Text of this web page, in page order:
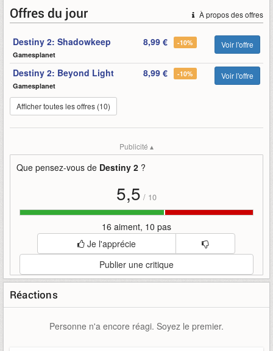
Mots-clefs
2 destiny
élus gardiens jeux saison À propos des offres
Offres du jour
Destiny 2: Shadowkeep
Gamesplanet
8,99 € -10% Voir l'offre
Destiny 2: Beyond Light
Gamesplanet
8,99 € -10% Voir l'offre
Afficher toutes les offres (10)
Publicité ▴
Que pensez-vous de Destiny 2 ?
5,5 / 10
16 aiment, 10 pas
Je l'apprécie
Publier une critique
Réactions
Personne n'a encore réagi. Soyez le premier.